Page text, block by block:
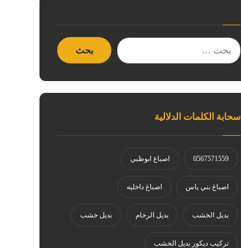
سحابة الكلمات الدلالية
0567571559 اصباغ ابوظبي
اصباغ بني ياس اصباغ داخليه
بديل الخشب بديل الرخام بديل خشب
تركيب ديكور بديل الخشب